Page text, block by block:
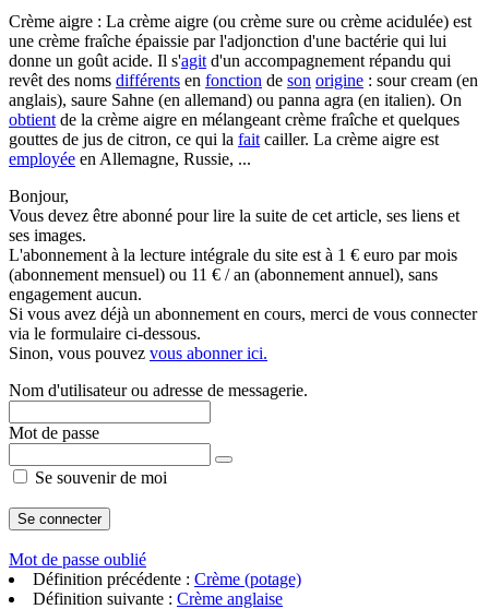
Crème aigre : La crème aigre (ou crème sure ou crème acidulée) est
une crème fraîche épaissie par l'adjonction d'une bactérie qui lui
donne un goût acide. Il s'agit d'un accompagnement répandu qui
revêt des noms différents en fonction de son origine : sour cream (en
anglais), saure Sahne (en allemand) ou panna agra (en italien). On
obtient de la crème aigre en mélangeant crème fraîche et quelques
gouttes de jus de citron, ce qui la fait cailler. La crème aigre est
employée en Allemagne, Russie, ...
Bonjour,
Vous devez être abonné pour lire la suite de cet article, ses liens et
ses images.
L'abonnement à la lecture intégrale du site est à 1 € euro par mois
(abonnement mensuel) ou 11 € / an (abonnement annuel), sans
engagement aucun.
Si vous avez déjà un abonnement en cours, merci de vous connecter
via le formulaire ci-dessous.
Sinon, vous pouvez vous abonner ici.
Nom d'utilisateur ou adresse de messagerie.
Mot de passe
Se souvenir de moi
Mot de passe oublié
Définition précédente : Crème (potage)
Définition suivante : Crème anglaise